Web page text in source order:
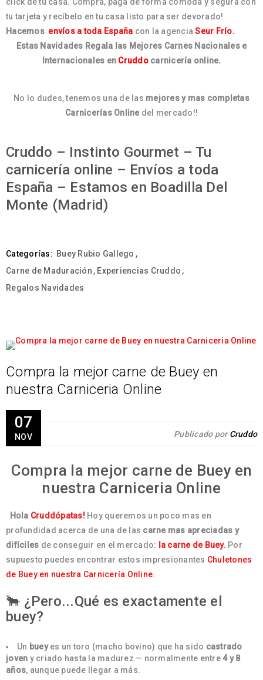
click de tu casa. Compra, paga de forma cómoda y segura con
tu tarjeta y recíbelo en tu casa listo para ser devorado!
Hacemos envíos a toda España con la agenciaSeur Frío.
Estas Navidades Regala las Mejores Carnes Nacionales e
Internacionales en Cruddo carnicería online.
No lo dudes, tenemos una de las mejores y mas completas
Carnicerías Onlinedel mercado!!
Cruddo – Instinto Gourmet – Tu
carnicería online – Envíos a toda
España – Estamos en Boadilla Del
Monte (Madrid)
Categorías: Buey Rubio Gallego ,
Carne de Maduración , Experiencias Cruddo ,
Regalos Navidades
Compra la mejor carne de Buey en
nuestra Carniceria Online
07
NOV Publicado porCruddo
Compra la mejor carne de Buey en
nuestra Carniceria Online
Hola Cruddópatas! Hoy queremos un poco mas en
profundidad acerca de una de las carne mas apreciadas y
difíciles de conseguir en el mercado: la carne de Buey. Por
supuesto puedes encontrar estos impresionantes Chuletones
de Buey en nuestra Carnicería Online.
🐂 ¿Pero...Qué es exactamente el
buey?
Un bueyes un toro (macho bovino) que ha sido castrado
joven y criado hasta la madurez — normalmente entre4 y 8
años, aunque puede llegar a más.